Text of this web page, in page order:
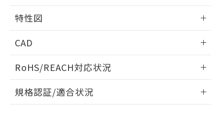
相互干渉
A: 60mm以上、B: 35mm以上
周囲金属の影響
特性図
検出物体の大きさと材質による影響
CAD
ドすることができます。
ログイン/会員登録
RoHS/REACH対応状況
E2V-X8B2 2MのRoHS対応状況については、営業部門もしく
規格認証/適合状況
既に当社にて対応品への在庫切替を完了
していることから、特段のことがない限
り、2022年1月12日より割愛しておりま